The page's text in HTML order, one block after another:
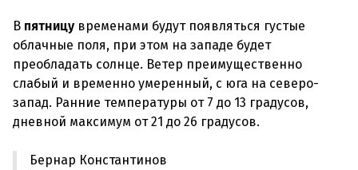
В пятницу временами будут появляться густые
облачные поля, при этом на западе будет
преобладать солнце. Ветер преимущественно
слабый и временно умеренный, с юга на северо-
запад. Ранние температуры от 7 до 13 градусов,
Бернар Константинов